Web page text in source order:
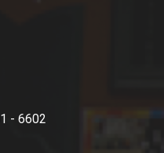
- 6602